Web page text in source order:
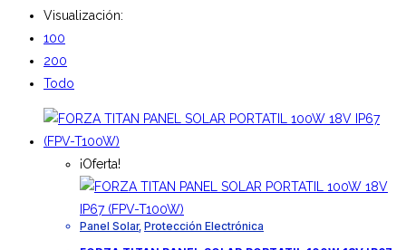
Visualización:
100
200
Todo
¡Oferta!
Panel Solar, Protección Electrónica